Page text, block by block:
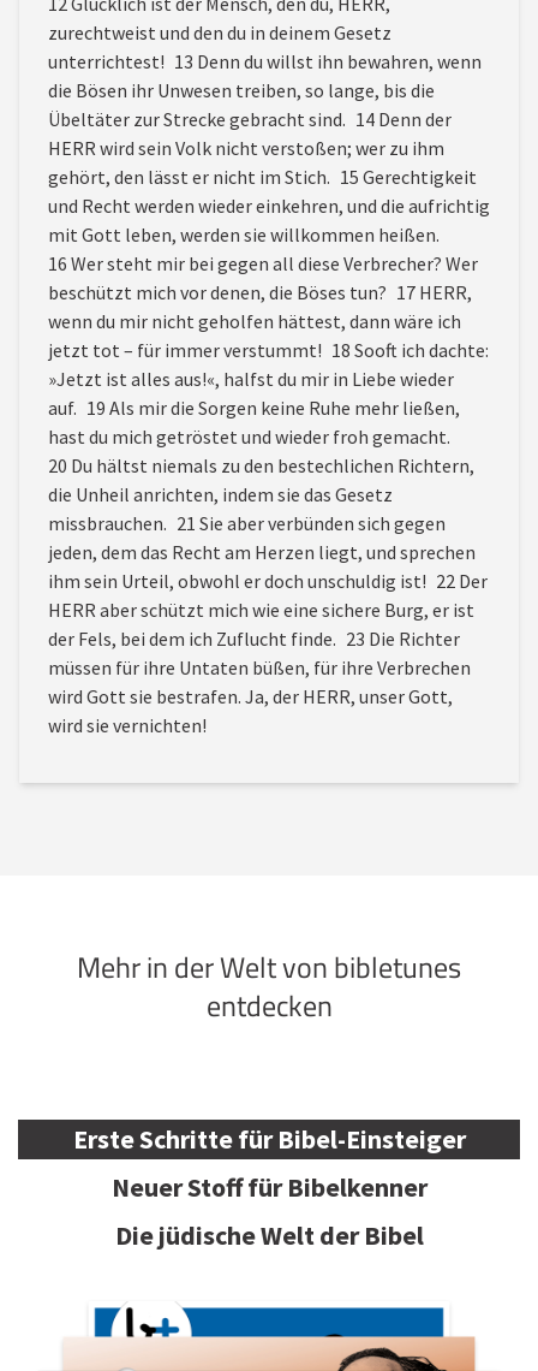
zurechtweist und den du in deinem Gesetz
unterrichtest! 13 Denn du willst ihn bewahren, wenn
die Bösen ihr Unwesen treiben, so lange, bis die
Übeltäter zur Strecke gebracht sind. 14 Denn der
HERR wird sein Volk nicht verstoßen; wer zu ihm
gehört, den lässt er nicht im Stich. 15 Gerechtigkeit
und Recht werden wieder einkehren, und die aufrichtig
mit Gott leben, werden sie willkommen heißen.
16 Wer steht mir bei gegen all diese Verbrecher? Wer
beschützt mich vor denen, die Böses tun? 17 HERR,
wenn du mir nicht geholfen hättest, dann wäre ich
jetzt tot – für immer verstummt! 18 Sooft ich dachte:
»Jetzt ist alles aus!«, halfst du mir in Liebe wieder
auf. 19 Als mir die Sorgen keine Ruhe mehr ließen,
hast du mich getröstet und wieder froh gemacht.
20 Du hältst niemals zu den bestechlichen Richtern,
die Unheil anrichten, indem sie das Gesetz
missbrauchen. 21 Sie aber verbünden sich gegen
jeden, dem das Recht am Herzen liegt, und sprechen
ihm sein Urteil, obwohl er doch unschuldig ist! 22 Der
HERR aber schützt mich wie eine sichere Burg, er ist
der Fels, bei dem ich Zuflucht finde. 23 Die Richter
müssen für ihre Untaten büßen, für ihre Verbrechen
wird Gott sie bestrafen. Ja, der HERR, unser Gott,
wird sie vernichten!
Mehr in der Welt von bibletunes
entdecken
Erste Schritte für Bibel-Einsteiger
Neuer Stoff für Bibelkenner
Die jüdische Welt der Bibel